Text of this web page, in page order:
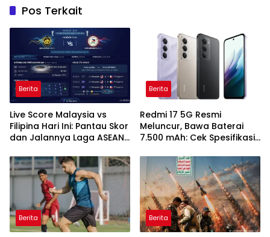
Pos Terkait
Berita
Live Score Malaysia vs
Filipina Hari Ini: Pantau Skor
dan Jalannya Laga ASEAN
Berita
Redmi 17 5G Resmi
Meluncur, Bawa Baterai
7.500 mAh: Cek Spesifikasi
Berita Berita